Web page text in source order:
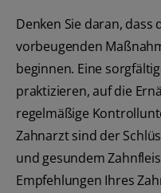
Denken Sie daran, dass
vorbeugenden
beginnen. Eine
praktizieren, auf die
regelmäßige
Zahnarzt sind der
und gesundem
Empfehlungen Ihres